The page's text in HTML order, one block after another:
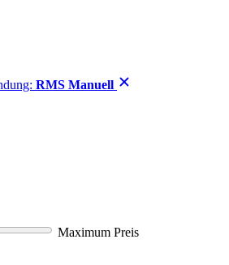
RMS Manuell
Maximum Preis